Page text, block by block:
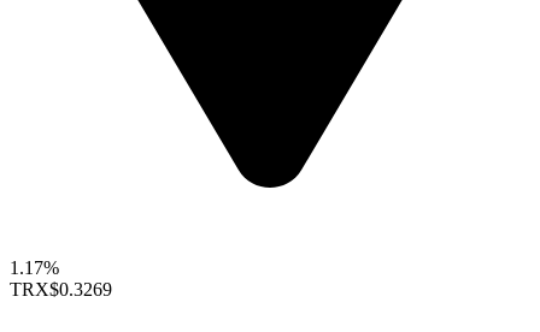
1.17%
TRX$0.3269